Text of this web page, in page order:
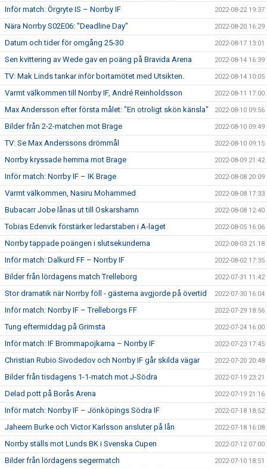
Inför match: Örgryte IS – Norrby IF 2022-08-22 19:37
Nära Norrby S02E06: "Deadline Day" 2022-08-20 16:29
Datum och tider för omgång 25-30 2022-08-17 13:01
Sen kvittering av Wede gav en poäng på Bravida Arena 2022-08-14 16:39
TV: Mak Linds tankar inför bortamötet med Utsikten. 2022-08-14 10:05
Varmt välkommen till Norrby IF, André Reinholdsson 2022-08-11 17:00
Max Andersson efter första målet: "En otroligt skön känsla" 2022-08-10 09:56
Bilder från 2-2-matchen mot Brage 2022-08-10 09:49
TV: Se Max Anderssons drömmål 2022-08-10 09:15
Norrby kryssade hemma mot Brage 2022-08-09 21:42
Inför match: Norrby IF – IK Brage 2022-08-08 20:09
Varmt välkommen, Nasiru Mohammed 2022-08-08 17:33
Bubacarr Jobe lånas ut till Oskarshamn 2022-08-08 12:40
Tobias Edenvik förstärker ledarstaben i A-laget 2022-08-05 16:06
Norrby tappade poängen i slutsekunderna 2022-08-03 21:18
Inför match: Dalkurd FF – Norrby IF 2022-08-02 17:35
Bilder från lördagens match Trelleborg 2022-07-31 11:42
Stor dramatik när Norrby föll - gästerna avgjorde på övertid 2022-07-30 16:04
Inför match: Norrby IF – Trelleborgs FF 2022-07-29 18:56
Tung eftermiddag på Grimsta 2022-07-24 16:00
Inför match: IF Brommapojkarna – Norrby IF 2022-07-23 17:45
Christian Rubio Sivodedov och Norrby IF går skilda vägar 2022-07-20 20:48
Bilder från tisdagens 1-1-match mot J-Södra 2022-07-19 23:21
Delad pott på Borås Arena 2022-07-19 21:16
Inför match: Norrby IF – Jönköpings Södra IF 2022-07-18 18:52
Jaheem Burke och Victor Karlsson ansluter på lån 2022-07-18 16:08
Norrby ställs mot Lunds BK i Svenska Cupen 2022-07-12 07:00
Bilder från lördagens segermatch 2022-07-10 18:51